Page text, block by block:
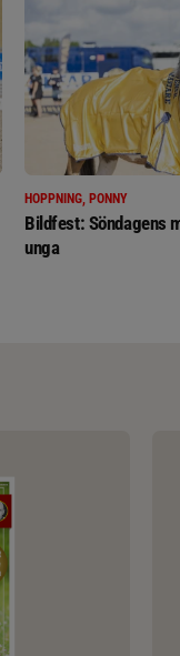
HOPPNING, PONNY
Bildfest: Söndagens
unga